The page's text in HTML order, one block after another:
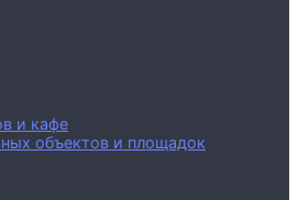
и кафе
объектов и площадок